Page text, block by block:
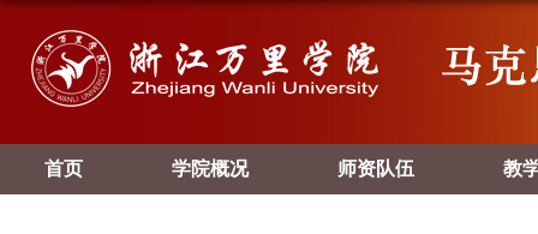
首页 学院概况 师资队伍 教